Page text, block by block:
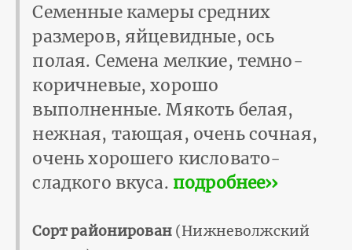
Семенные камеры средних
размеров, яйцевидные, ось
полая. Семена мелкие, темно-
коричневые, хорошо
выполненные. Мякоть белая,
нежная, тающая, очень сочная,
очень хорошего кисловато-
сладкого вкуса. подробнее››
Сорт районирован(Нижневолжский